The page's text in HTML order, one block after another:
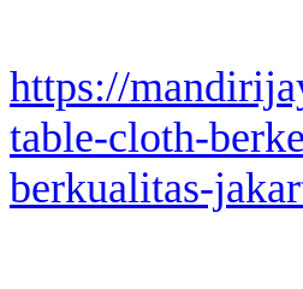
https://
table-cloth-
berkualitas-